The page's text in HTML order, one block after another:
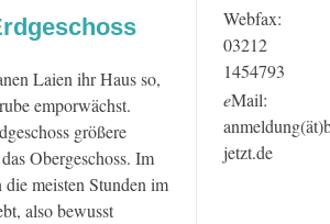
Laien ihr Haus so,
emporwächst.
größere
Obergeschoss. Im
die meisten Stunden im
also bewusst
Webfax:
03212
1454793
eMail:
jetzt.de